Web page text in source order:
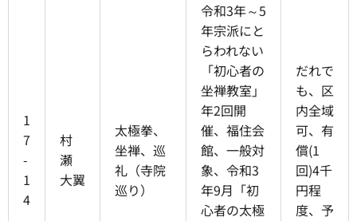
1
7
-
1
4
村
瀬
大翼
太極拳、
坐禅、巡
礼（寺院
巡り）
令和3年～5
年宗派にと
らわれない
「初心者の
坐禅教室」
年2回開
催、福住会
館、一般対
象、令和3
年9月「初
心者の太極
だれで
も、区
内全域
可、有
償(1
回)4千
円程
度、予